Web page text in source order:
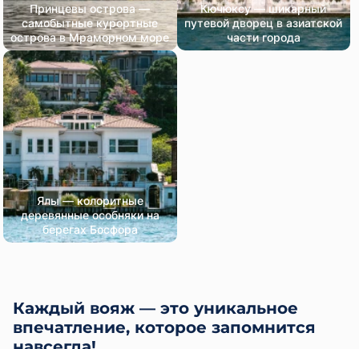
Принцевы острова —
самобытные курортные
острова в Мраморном море
Кючюксу — шикарный
путевой дворец в азиатской
части города
Ялы — колоритные
деревянные особняки на
берегах Босфора
Каждый вояж — это уникальное
впечатление, которое запомнится